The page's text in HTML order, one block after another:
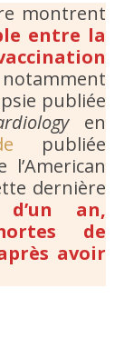
montrent
entre la
publiée
en
publiée
dernière
d’un an,
de
avoir